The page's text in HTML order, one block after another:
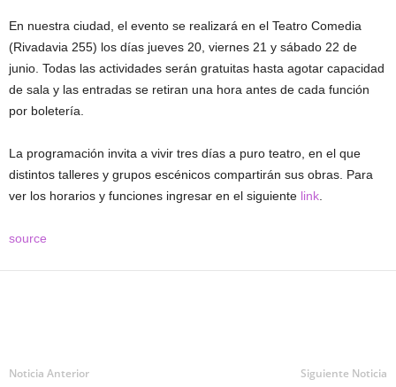
En nuestra ciudad, el evento se realizará en el Teatro Comedia
(Rivadavia 255) los días jueves 20, viernes 21 y sábado 22 de
junio. Todas las actividades serán gratuitas hasta agotar capacidad
de sala y las entradas se retiran una hora antes de cada función
por boletería.
La programación invita a vivir tres días a puro teatro, en el que
distintos talleres y grupos escénicos compartirán sus obras. Para
ver los horarios y funciones ingresar en el siguiente link
source
Noticia Anterior Siguiente Noticia